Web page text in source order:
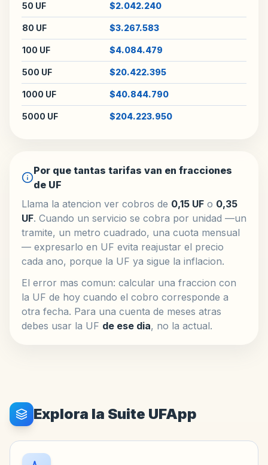
50 UF $2.042.240
80 UF $3.267.583
100 UF $4.084.479
500 UF $20.422.395
1000 UF $40.844.790
5000 UF $204.223.950
Por que tantas tarifas van en fracciones
de UF
Llama la atencion ver cobros de 0,15 UF o 0,35
UF. Cuando un servicio se cobra por unidad —un
tramite, un metro cuadrado, una cuota mensual
— expresarlo en UF evita reajustar el precio
cada ano, porque la UF ya sigue la inflacion.
El error mas comun: calcular una fraccion con
la UF de hoy cuando el cobro corresponde a
otra fecha. Para una cuenta de meses atras
debes usar la UF de ese dia, no la actual.
Explora la Suite UFApp